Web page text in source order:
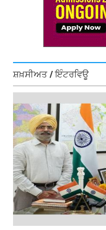
ਸ਼ਖ਼ਸੀਅਤ / ਇੰਟਰਵਿਊ